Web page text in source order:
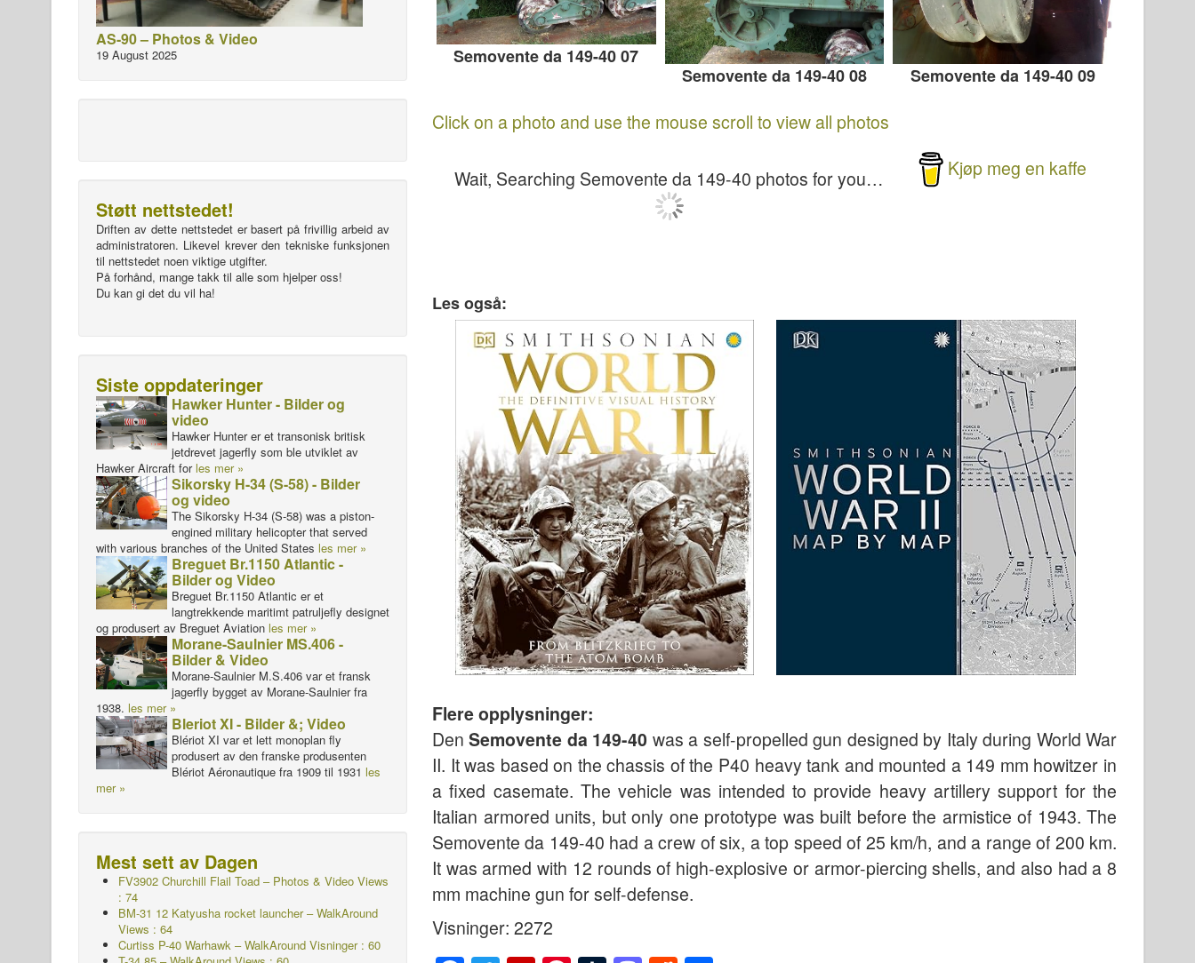
Semovente da 149-40 07
Semovente da 149-40 08
Semovente da 149-40 09
Click on a photo and use the mouse scroll to view all photos
Wait, Searching Semovente da 149-40 photos for you… Kjøp meg en kaffe
Les også:
Flere opplysninger:
DenSemovente da 149-40 was a self-propelled gun designed by Italy during World War
II. It was based on the chassis of the P40 heavy tank and mounted a 149 mm howitzer in
a fixed casemate. The vehicle was intended to provide heavy artillery support for the
Italian armored units, but only one prototype was built before the armistice of 1943. The
Semovente da 149-40 had a crew of six, a top speed of 25 km/h, and a range of 200 km.
It was armed with 12 rounds of high-explosive or armor-piercing shells, and also had a 8
mm machine gun for self-defense.
Visninger: 2272
AS-90 – Photos & Video
19 August 2025
Støtt nettstedet!
Driften av dette nettstedet er basert på frivillig arbeid av
administratoren. Likevel krever den tekniske funksjonen
til nettstedet noen viktige utgifter.
På forhånd, mange takk til alle som hjelper oss!
Du kan gi det du vil ha!
Siste oppdateringer
Hawker Hunter - Bilder og
video
Hawker Hunter er et transonisk britisk
jetdrevet jagerfly som ble utviklet av
Hawker Aircraft forles mer »
Sikorsky H-34 (S-58) - Bilder
og video
The Sikorsky H-34 (S-58) was a piston-
engined military helicopter that served
with various branches of the United States les mer »
Breguet Br.1150 Atlantic -
Bilder og Video
Breguet Br.1150 Atlantic er et
langtrekkende maritimt patruljefly designet
og produsert av Breguet Aviation les mer »
Morane-Saulnier MS.406 -
Bilder & Video
Morane-Saulnier M.S.406 var et fransk
jagerfly bygget av Morane-Saulnier fra
1938. les mer »
Bleriot XI - Bilder &; Video
Blériot XI var et lett monoplan fly
produsert av den franske produsenten
Blériot Aéronautique fra 1909 til 1931 les
mer »
Mest sett av Dagen
FV3902 Churchill Flail Toad – Photos & Video Views
: 74
BM-31 12 Katyusha rocket launcher – WalkAround
Views : 64
Curtiss P-40 Warhawk – WalkAround Visninger : 60